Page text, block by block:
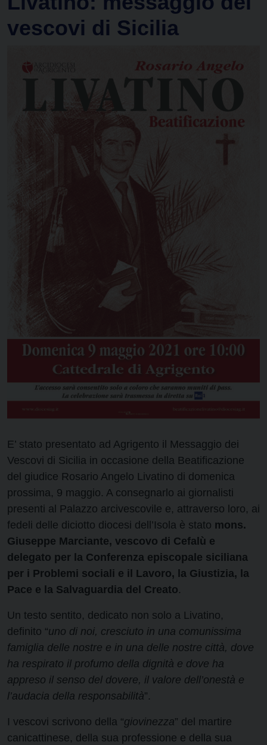
vescovi di Sicilia
E’ stato presentato ad Agrigento il Messaggio dei
Vescovi di Sicilia in occasione della Beatificazione
del giudice Rosario Angelo Livatino di domenica
prossima, 9 maggio. A consegnarlo ai giornalisti
presenti al Palazzo arcivescovile e, attraverso loro, ai
fedeli delle diciotto diocesi dell’Isola è stato mons.
Giuseppe Marciante, vescovo di Cefalù e
delegato per la Conferenza episcopale siciliana
per i Problemi sociali e il Lavoro, la Giustizia, la
Pace e la Salvaguardia del Creato.
Un testo sentito, dedicato non solo a Livatino,
definito “uno di noi, cresciuto in una comunissima
famiglia delle nostre e in una delle nostre città, dove
ha respirato il profumo della dignità e dove ha
appreso il senso del dovere, il valore dell’onestà e
l’audacia della responsabilità”.
I vescovi scrivono della “giovinezza” del martire
canicattinese, della sua professione e della sua